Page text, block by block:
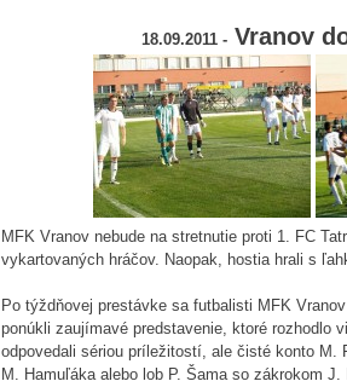
18.09.2011 - Vranov
MFK Vranov nebude na stretnutie proti 1. FC
vykartovaných hráčov. Naopak, hostia hrali s
Po týždňovej prestávke sa futbalisti MFK
ponúkli zaujímavé predstavenie, ktoré rozhodlo
odpovedali sériou príležitostí, ale čisté konto M.
M. Hamuľáka alebo lob P. Šama so zákrokom